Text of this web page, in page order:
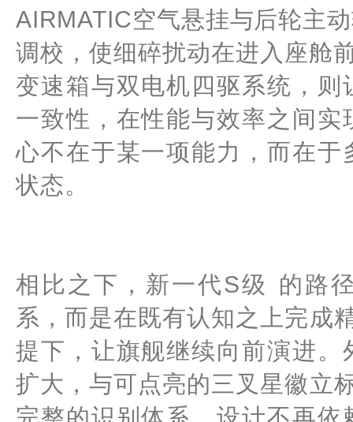
AIRMATIC空气悬挂与后轮主
调校，使细碎扰动在进入座舱
变速箱与双电机四驱系统，
一致性，在性能与效率之间
心不在于某一项能力，而在
状态。
相比之下， 新一代S级
的路
系，而是在既有认知之上完成
提下，让旗舰继续向前演进
扩大，与可点亮的三叉星徽立